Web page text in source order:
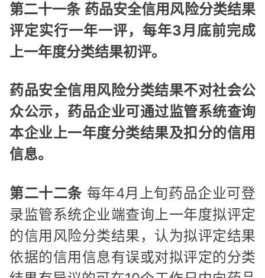
第二十一条 药品安全信用风险分类结果
评定实行一年一评，每年3月底前完成
上一年度分类结果初评。
药品安全信用风险分类结果不对社会公
众公示，药品企业可通过监管系统查询
本企业上一年度分类结果及扣分的信用
信息。
第二十二条 每年4月上旬药品企业可登
录监管系统企业端查询上一年度拟评定
的信用风险分类结果，认为拟评定结果
依据的信用信息有误或对拟评定的分类